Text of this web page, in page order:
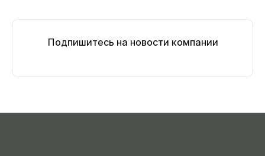
Подпишитесь на новости компании